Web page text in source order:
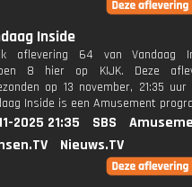
Inside
aflevering 64 van Vandaag
8 hier op KIJK. Deze
op 13 november, 21:35
Inside is een Amusement
2025 21:35 SBS
Nieuws.TV